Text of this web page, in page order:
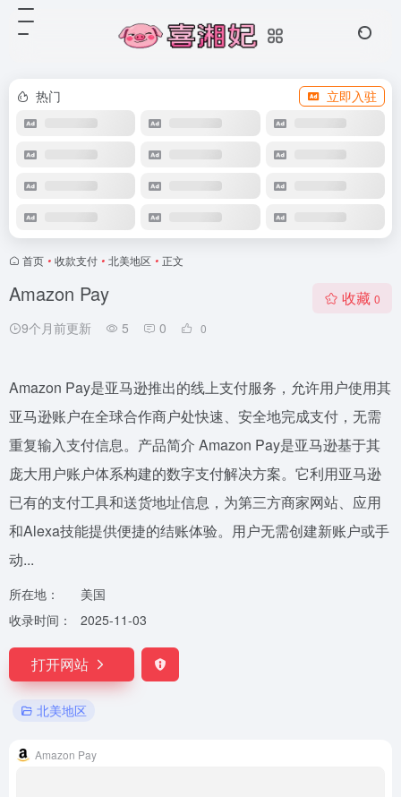
热门 立即入驻
首页 • 收款支付 • 北美地区 • 正文
Amazon Pay
9个月前更新 5 0 0
收藏 0
Amazon Pay是亚马逊推出的线上支付服务，允许用户使用其
亚马逊账户在全球合作商户处快速、安全地完成支付，无需
重复输入支付信息。产品简介 Amazon Pay是亚马逊基于其
庞大用户账户体系构建的数字支付解决方案。它利用亚马逊
已有的支付工具和送货地址信息，为第三方商家网站、应用
和Alexa技能提供便捷的结账体验。用户无需创建新账户或手
动...
所在地：
美国
收录时间：
2025-11-03
打开网站
北美地区
Amazon Pay